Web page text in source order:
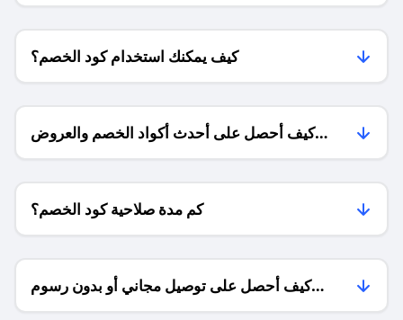
كيف يمكنك استخدام كود الخصم؟
كيف أحصل على أحدث أكواد الخصم والعروض
للمتاجر؟
كم مدة صلاحية كود الخصم؟
كيف أحصل على توصيل مجاني أو بدون رسوم
الشحن ؟